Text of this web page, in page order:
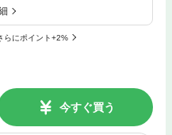
らにポイント+2%
今すぐ買う